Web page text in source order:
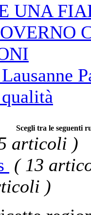
UNA
Scegli tra le seguenti
articoli )
( 13
)